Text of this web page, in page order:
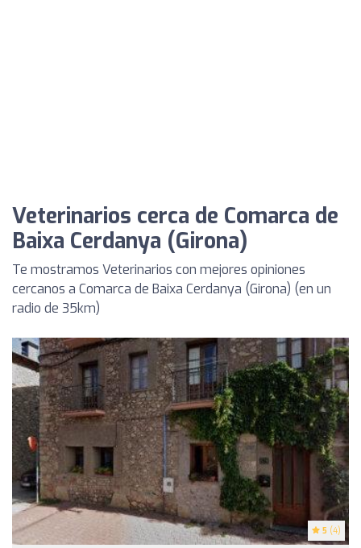
Veterinarios cerca de Comarca de
Baixa Cerdanya (Girona)
Te mostramos Veterinarios con mejores opiniones
cercanos a Comarca de Baixa Cerdanya (Girona) (en un
radio de 35km)
5 (4)